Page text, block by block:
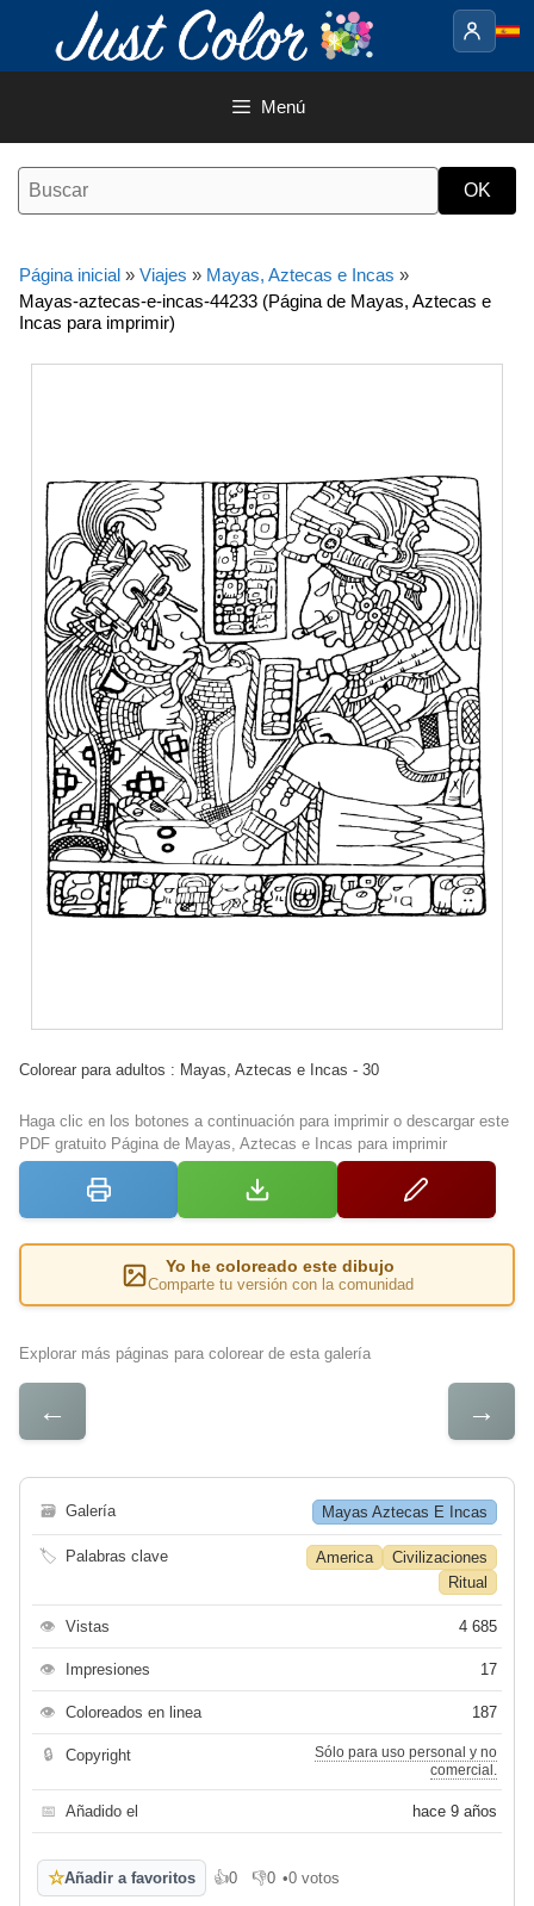
contenido
Menú
Página inicial » Viajes » Mayas, Aztecas e Incas »
Mayas-aztecas-e-incas-44233 (Página de Mayas, Aztecas e
Incas para imprimir)
Colorear para adultos : Mayas, Aztecas e Incas - 30
Haga clic en los botones a continuación para imprimir o descargar este
PDF gratuito Página de Mayas, Aztecas e Incas para imprimir
Yo he coloreado este dibujo
Comparte tu versión con la comunidad
Explorar más páginas para colorear de esta galería
← →
🗃 Galería Mayas Aztecas E Incas
🏷 Palabras clave America
Civilizaciones
Ritual
👁 Vistas 4 685
👁 Impresiones 17
👁 Coloreados en linea 187
🔒 Copyright
Sólo para uso personal y no
comercial.
📅 Añadido el hace 9 años
☆Añadir a favoritos 👍0
Me gusta
👎0
No me gusta
•0 votos